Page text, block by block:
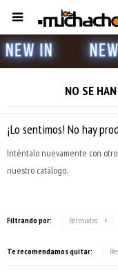

NO SE
¡Lo sentimos! No hay
Inténtalo nuevamente con
nuestro catálogo.
Filtrando por: Bermudas
Te recomendamos quitar: